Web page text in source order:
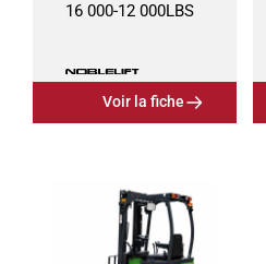
16 000-12 000LBS
Voir la fiche